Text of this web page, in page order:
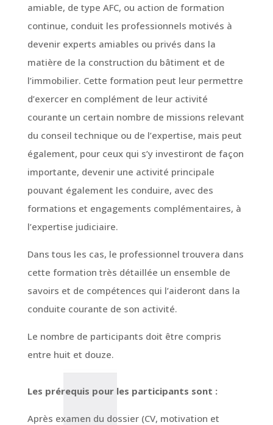
amiable, de type AFC, ou action de formation
continue, conduit les professionnels motivés à
devenir experts amiables ou privés dans la
matière de la construction du bâtiment et de
l’immobilier. Cette formation peut leur permettre
d’exercer en complément de leur activité
courante un certain nombre de missions relevant
du conseil technique ou de l’expertise, mais peut
également, pour ceux qui s’y investiront de façon
importante, devenir une activité principale
pouvant également les conduire, avec des
formations et engagements complémentaires, à
l’expertise judiciaire.
Dans tous les cas, le professionnel trouvera dans
cette formation très détaillée un ensemble de
savoirs et de compétences qui l’aideront dans la
conduite courante de son activité.
Le nombre de participants doit être compris
entre huit et douze.
Les prérequis pour les participants sont :
Après examen du dossier (CV, motivation et